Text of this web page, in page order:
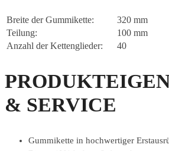
Breite der Gummikette:
320 mm
Teilung:
100 mm
Anzahl der Kettenglieder:
40
& SERVICE
Gummikette in hochwertiger